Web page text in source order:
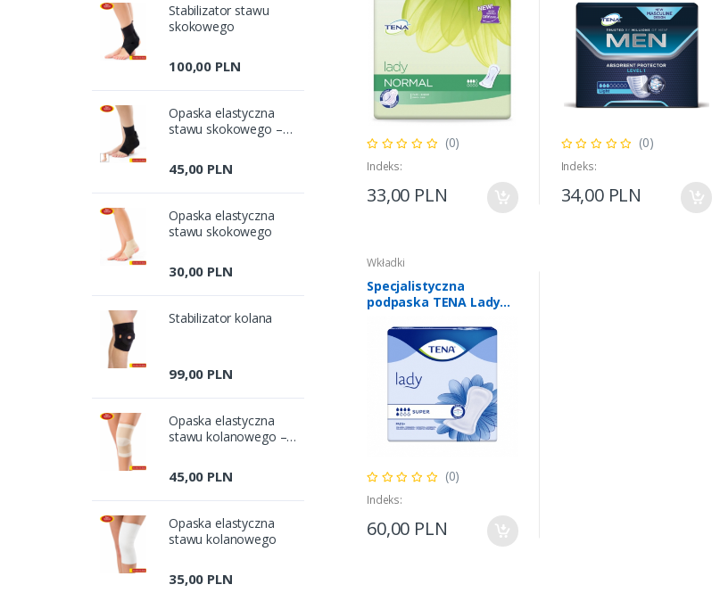
Stabilizator stawu
skokowego
100,00 PLN
Opaska elastyczna
stawu skokowego –
45,00 PLN
Opaska elastyczna
stawu skokowego
30,00 PLN
Stabilizator kolana
99,00 PLN
Opaska elastyczna
stawu kolanowego –
45,00 PLN
Opaska elastyczna
stawu kolanowego
35,00 PLN
(0)
Indeks:
33,00 PLN
(0)
Indeks:
34,00 PLN
Wkładki
Specjalistyczna
podpaska TENA Lady
(0)
Indeks:
60,00 PLN